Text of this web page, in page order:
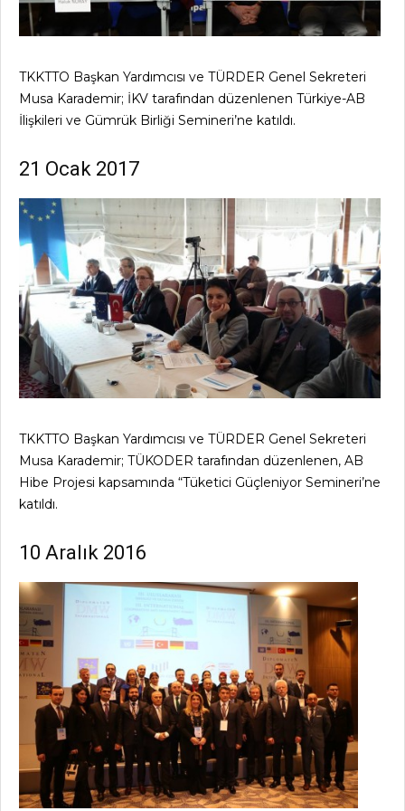
TKKTTO Başkan Yardımcısı ve TÜRDER Genel Sekreteri
Musa Karademir; İKV tarafından düzenlenen Türkiye-AB
İlişkileri ve Gümrük Birliği Semineri’ne katıldı.
21 Ocak 2017
TKKTTO Başkan Yardımcısı ve TÜRDER Genel Sekreteri
Musa Karademir; TÜKODER tarafından düzenlenen, AB
Hibe Projesi kapsamında “Tüketici Güçleniyor Semineri’ne
katıldı.
10 Aralık 2016